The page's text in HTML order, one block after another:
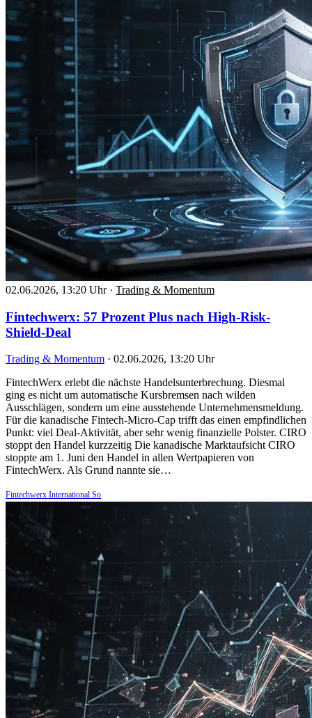
02.06.2026, 13:20 Uhr · Trading & Momentum
Fintechwerx: 57 Prozent Plus nach High-Risk-
Shield-Deal
Trading & Momentum · 02.06.2026, 13:20 Uhr
FintechWerx erlebt die nächste Handelsunterbrechung. Diesmal
ging es nicht um automatische Kursbremsen nach wilden
Ausschlägen, sondern um eine ausstehende Unternehmensmeldung.
Für die kanadische Fintech-Micro-Cap trifft das einen empfindlichen
Punkt: viel Deal-Aktivität, aber sehr wenig finanzielle Polster. CIRO
stoppt den Handel kurzzeitig Die kanadische Marktaufsicht CIRO
stoppte am 1. Juni den Handel in allen Wertpapieren von
FintechWerx. Als Grund nannte sie…
Fintechwerx International So